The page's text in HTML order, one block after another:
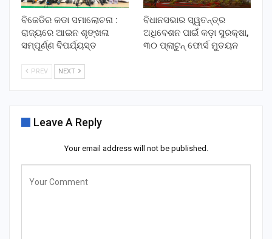
ବିଜେଡିର କଡା ସମାଲୋଚନା :
ରାଜ୍ୟରେ ଆଇନ ଶୃଙ୍ଖଳା
ସମ୍ପୂର୍ଣ୍ଣ ବିପର୍ଯ୍ୟସ୍ତ
ବିଧାନସଭାର ସ୍ୱତନ୍ତ୍ର
ଅଧିବେଶନ ପାଇଁ କଡ଼ା ସୁରକ୍ଷା,
୩୦ ପ୍ଲାଟୁନ୍ ଫୋର୍ସ ମୁତୟନ
PREV NEXT
Leave A Reply
Your email address will not be published.